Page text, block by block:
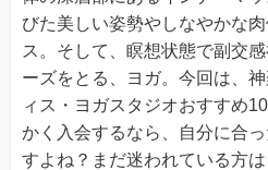
びた美しい姿勢やしなやかな
ス。そして、瞑想状態で副交
ーズをとる、ヨガ。今回は、
ィス・ヨガスタジオおすすめ
かく入会するなら、自分に合
すよね？まだ迷われている方